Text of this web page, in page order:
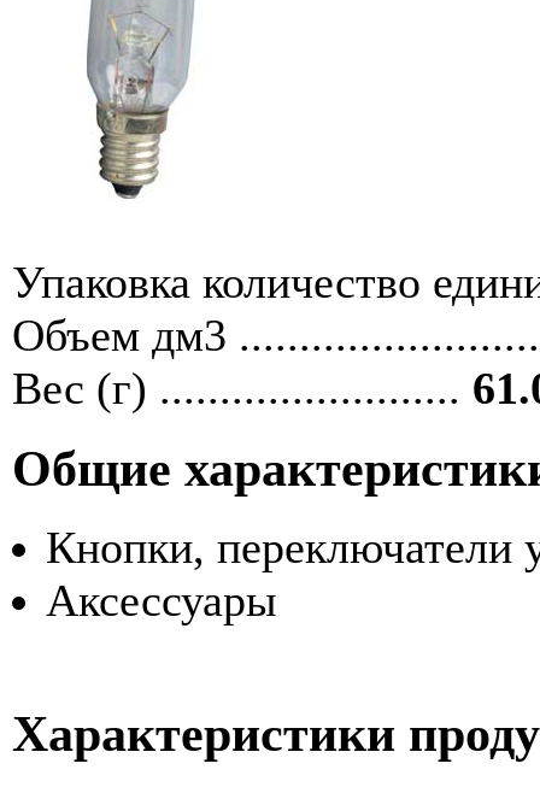
Упаковка количество
Объем дм3
Вес (г) .........................
Общие
Кнопки, переключатели
Аксессуары
Характеристики